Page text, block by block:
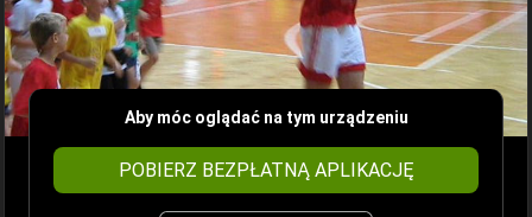
Aby móc oglądać na tym urządzeniu
POBIERZ BEZPŁATNĄ APLIKACJĘ